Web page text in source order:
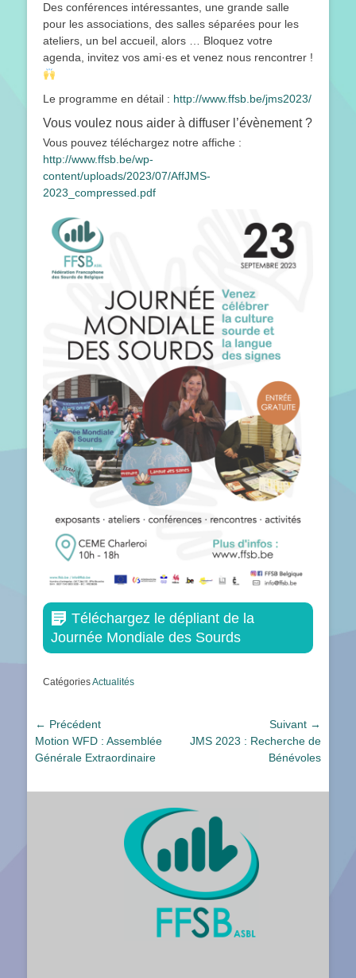
Des conférences intéressantes, une grande salle
pour les associations, des salles séparées pour les
ateliers, un bel accueil, alors … Bloquez votre
agenda, invitez vos ami·es et venez nous rencontrer !
Le programme en détail : http://www.ffsb.be/jms2023/
Vous voulez nous aider à diffuser l’évènement ?
Vous pouvez téléchargez notre affiche :
http://www.ffsb.be/wp-
content/uploads/2023/07/AffJMS-
2023_compressed.pdf
Téléchargez le dépliant de la
Journée Mondiale des Sourds
CatégoriesActualités
Navigation
de
l’article
← Précédent
Article
précédent :
Motion WFD : Assemblée
Générale Extraordinaire
Suivant →
Article
JMS 2023 : Recherche de
Bénévoles